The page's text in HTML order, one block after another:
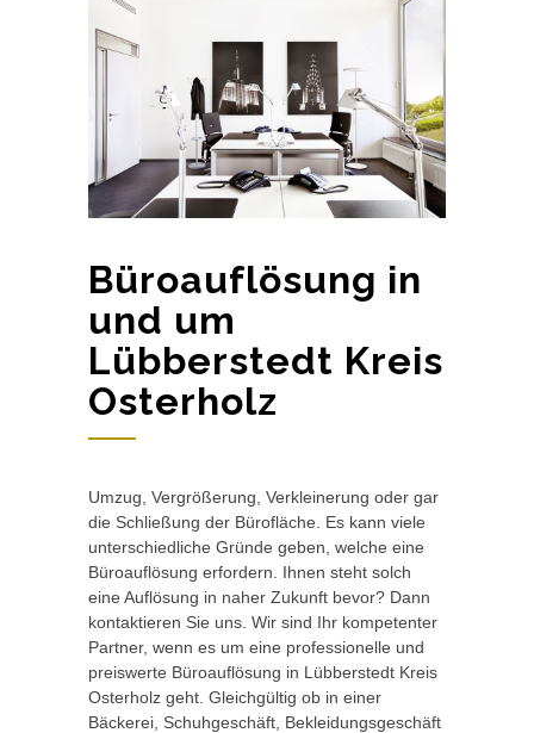
Büroauflösung in
und um
Lübberstedt Kreis
Osterholz
Umzug, Vergrößerung, Verkleinerung oder gar
die Schließung der Bürofläche. Es kann viele
unterschiedliche Gründe geben, welche eine
Büroauflösung erfordern. Ihnen steht solch
eine Auflösung in naher Zukunft bevor? Dann
kontaktieren Sie uns. Wir sind Ihr kompetenter
Partner, wenn es um eine professionelle und
preiswerte Büroauflösung in Lübberstedt Kreis
Osterholz geht. Gleichgültig ob in einer
Bäckerei, Schuhgeschäft, Bekleidungsgeschäft